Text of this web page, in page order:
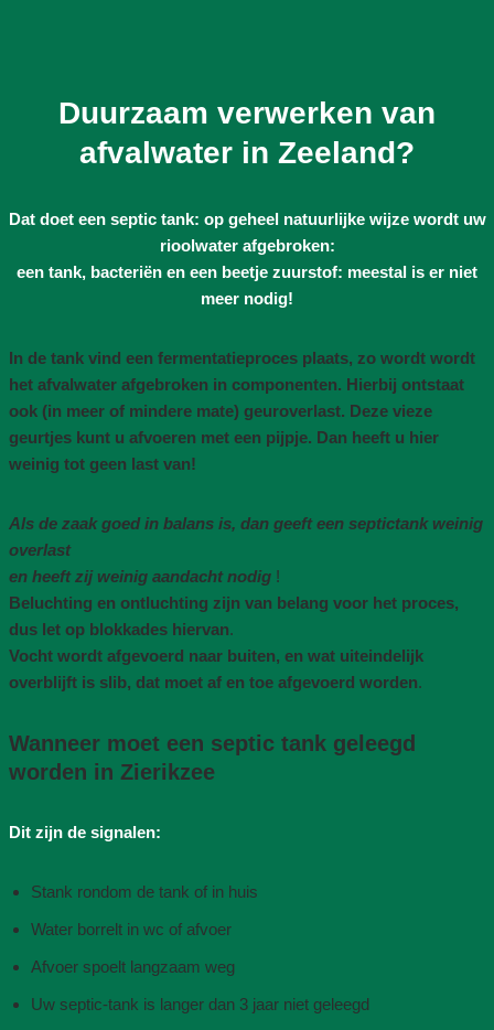
Duurzaam verwerken van
afvalwater in Zeeland?
Dat doet een septic tank: op geheel natuurlijke wijze wordt uw
rioolwater afgebroken:
een tank, bacteriën en een beetje zuurstof: meestal is er niet
meer nodig!
In de tank vind een fermentatieproces plaats, zo wordt wordt
het afvalwater afgebroken in componenten. Hierbij ontstaat
ook (in meer of mindere mate) geuroverlast. Deze vieze
geurtjes kunt u afvoeren met een pijpje. Dan heeft u hier
weinig tot geen last van!
Als de zaak goed in balans is, dan geeft een septictank weinig
overlast
en heeft zij weinig aandacht nodig !
Beluchting en ontluchting zijn van belang voor het proces,
dus let op blokkades hiervan.
Vocht wordt afgevoerd naar buiten, en wat uiteindelijk
overblijft is slib, dat moet af en toe afgevoerd worden.
Wanneer moet een septic tank geleegd
worden in Zierikzee
Dit zijn de signalen:
Stank rondom de tank of in huis
Water borrelt in wc of afvoer
Afvoer spoelt langzaam weg
Uw septic-tank is langer dan 3 jaar niet geleegd